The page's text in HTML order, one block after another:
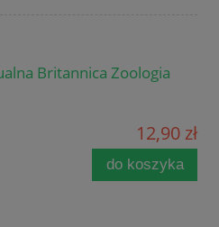
Britannica Zoologia
12,90 zł
do koszyka